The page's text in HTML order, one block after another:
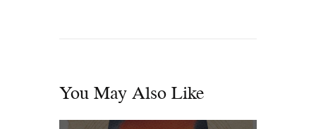
You May Also Like